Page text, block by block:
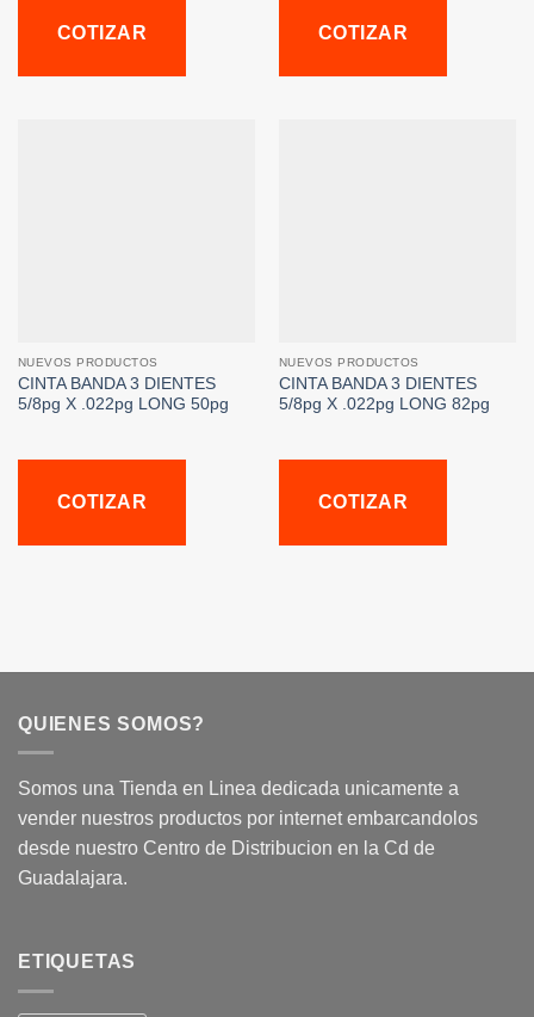
COTIZAR COTIZAR
NUEVOS PRODUCTOS
CINTA BANDA 3 DIENTES
5/8pg X .022pg LONG 50pg
COTIZAR
NUEVOS PRODUCTOS
CINTA BANDA 3 DIENTES
5/8pg X .022pg LONG 82pg
COTIZAR
QUIENES SOMOS?
Somos una Tienda en Linea dedicada unicamente a
vender nuestros productos por internet embarcandolos
desde nuestro Centro de Distribucion en la Cd de
Guadalajara.
ETIQUETAS